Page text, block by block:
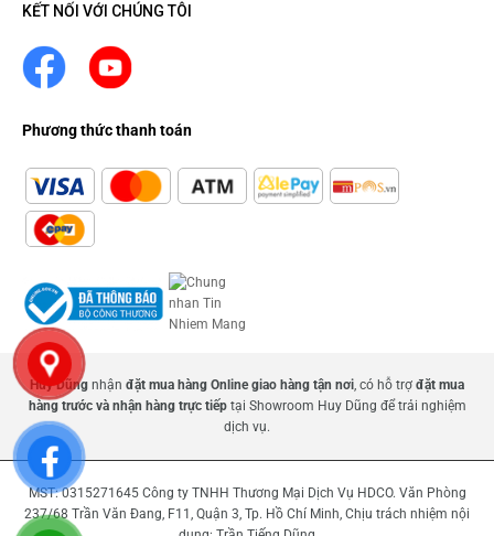
KẾT NỐI VỚI CHÚNG TÔI
Phương thức thanh toán
Huy Dũng nhận đặt mua hàng Online giao hàng tận nơi , có hỗ trợ đặt mua
hàng trước và nhận hàng trực tiếptại Showroom Huy Dũng để trải nghiệm
dịch vụ.
MST: 0315271645 Công ty TNHH Thương Mại Dịch Vụ HDCO. Văn Phòng
237/68 Trần Văn Đang, F11, Quận 3, Tp. Hồ Chí Minh, Chịu trách nhiệm nội